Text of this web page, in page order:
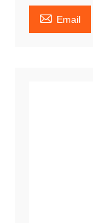
 Email